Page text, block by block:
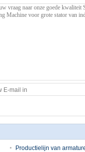
Productielijn van